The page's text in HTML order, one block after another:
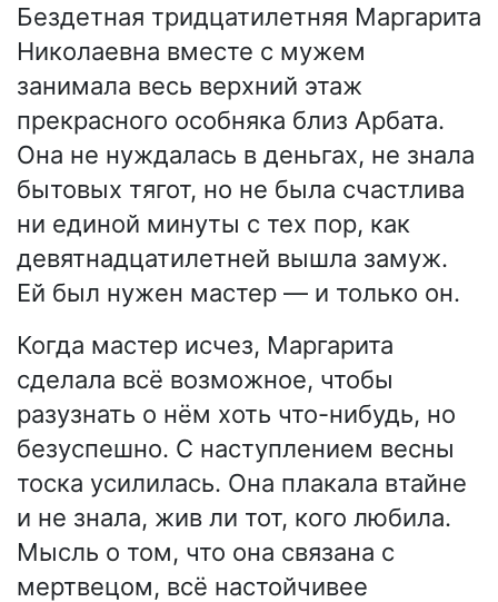
Бездетная тридцатилетняя Маргарита
Николаевна вместе с мужем
занимала весь верхний этаж
прекрасного особняка близ Арбата.
Она не нуждалась в деньгах, не знала
бытовых тягот, но не была счастлива
ни единой минуты с тех пор, как
девятнадцатилетней вышла замуж.
Ей был нужен мастер — и только он.
Когда мастер исчез, Маргарита
сделала всё возможное, чтобы
разузнать о нём хоть что-нибудь, но
безуспешно. С наступлением весны
тоска усилилась. Она плакала втайне
и не знала, жив ли тот, кого любила.
Мысль о том, что она связана с
мертвецом, всё настойчивее